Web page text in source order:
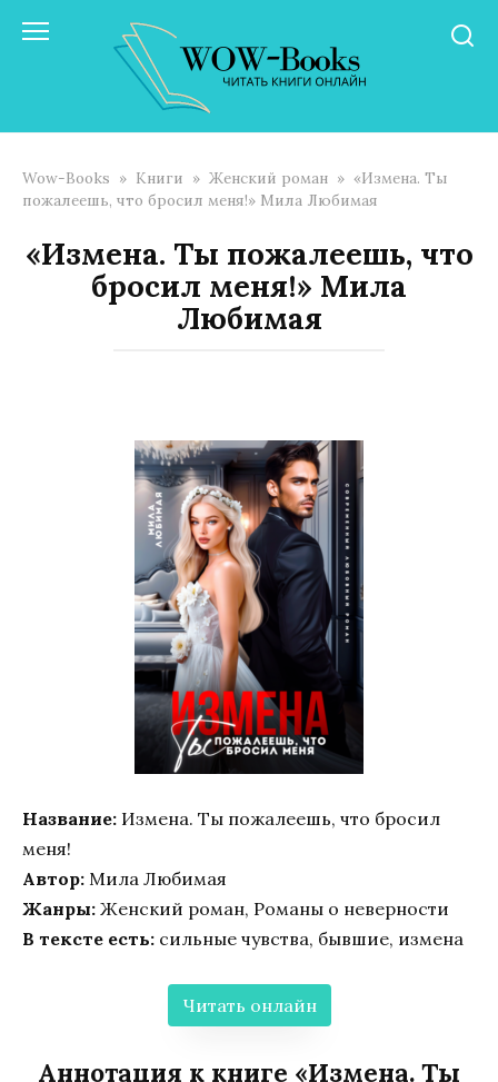
Wow-Books » Книги » Женский роман » «Измена. Ты
пожалеешь, что бросил меня!» Мила Любимая
«Измена. Ты пожалеешь, что
бросил меня!» Мила
Любимая
Название: Измена. Ты пожалеешь, что бросил
меня!
Автор: Мила Любимая
Жанры: Женский роман, Романы о неверности
В тексте есть: сильные чувства, бывшие, измена
Читать онлайн
Аннотация к книге «Измена. Ты